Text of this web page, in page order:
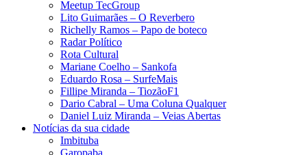
Meetup TecGroup
Lito Guimarães – O Reverbero
Richelly Ramos​ – Papo de boteco
Radar Político
Rota Cultural
Mariane Coelho – Sankofa
Eduardo Rosa​ – SurfeMais
Fillipe Miranda – TiozãoF1
Dario Cabral – Uma Coluna Qualquer
Daniel Luiz Miranda – Veias Abertas
Notícias da sua cidade
Imbituba
Garopaba